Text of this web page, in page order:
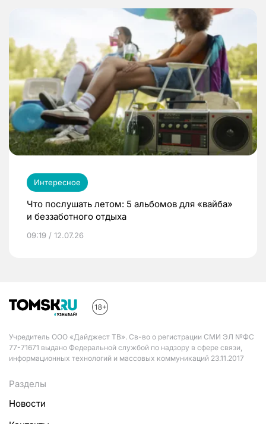
Интересное
Что послушать летом: 5 альбомов для «вайба»
и беззаботного отдыха
09:19 / 12.07.26
Учредитель ООО «Дайджест ТВ». Св-во о регистрации СМИ ЭЛ №ФС
77-71671 выдано Федеральной службой по надзору в сфере связи,
информационных технологий и массовых коммуникаций 23.11.2017
Разделы
Новости